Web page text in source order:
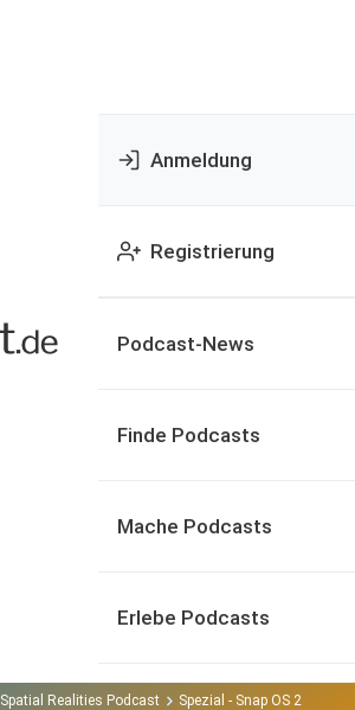
Anmeldung
Registrierung
Podcast-News
Finde Podcasts
Mache Podcasts
Erlebe Podcasts
Spatial Realities Podcast Spezial - Snap OS 2.0 -